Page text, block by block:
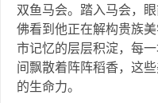
双鱼马会。踏入马会，
佛看到他正在解构贵族
市记忆的层层积淀，每
间飘散着阵阵稻香，这
的生命力。